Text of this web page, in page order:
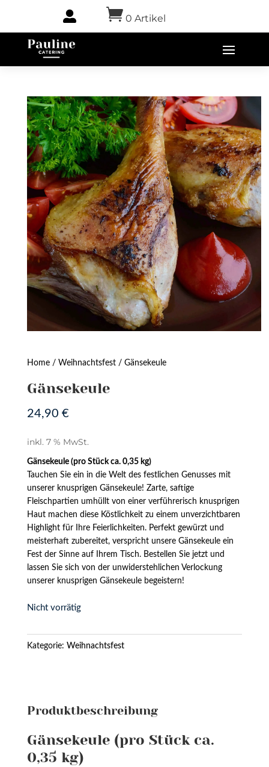
  0 Artikel
Home/ Weihnachtsfest/ Gänsekeule
Gänsekeule
24,90 €
inkl. 7 % MwSt.
Gänsekeule (pro Stück ca. 0,35 kg)
Tauchen Sie ein in die Welt des festlichen Genusses mit
unserer knusprigen Gänsekeule! Zarte, saftige
Fleischpartien umhüllt von einer verführerisch knusprigen
Haut machen diese Köstlichkeit zu einem unverzichtbaren
Highlight für Ihre Feierlichkeiten. Perfekt gewürzt und
meisterhaft zubereitet, verspricht unsere Gänsekeule ein
Fest der Sinne auf Ihrem Tisch. Bestellen Sie jetzt und
lassen Sie sich von der unwiderstehlichen Verlockung
unserer knusprigen Gänsekeule begeistern!
Nicht vorrätig
Kategorie: Weihnachtsfest
Produktbeschreibung
Gänsekeule (pro Stück ca.
0,35 kg)